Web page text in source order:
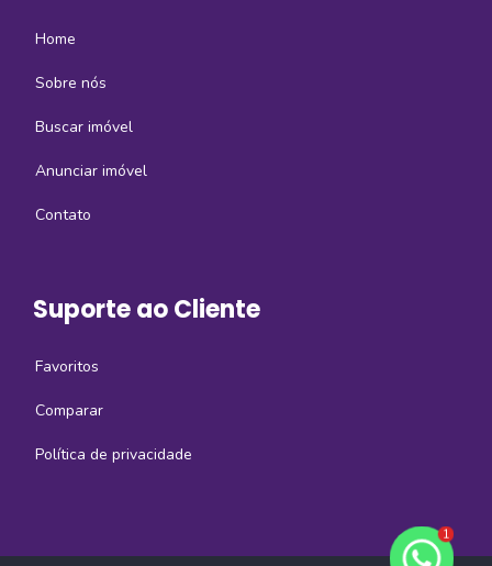
Home
Sobre nós
Buscar imóvel
Anunciar imóvel
Contato
Suporte ao Cliente
Favoritos
Comparar
Política de privacidade
1